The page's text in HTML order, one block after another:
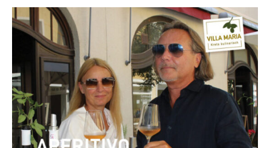
Home
Über uns
Partnerfirmen
Kreta
Zakros
Gergeri